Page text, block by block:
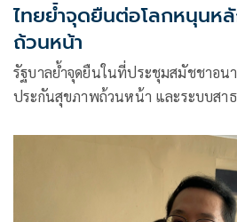
ไทยย้ำจุดยืนต่อโลกหนุนห
ถ้วนหน้า
รัฐบาลย้ำจุดยืนในที่ประชุมสมัชชาอน
ประกันสุขภาพถ้วนหน้า และระบบส